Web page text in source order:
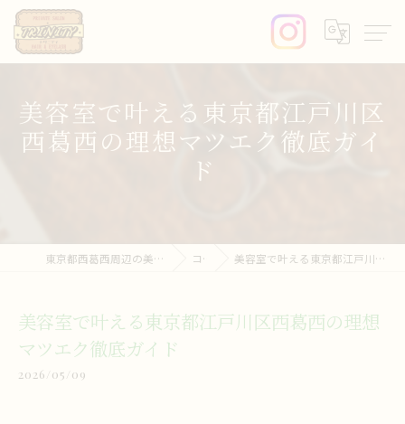
美容室で叶える東京都江戸川区
西葛西の理想マツエク徹底ガイ
ド
東京都西葛西周辺の美容室ならprivate salon trinity コラム 美容室で叶える東京都江戸川区西葛西の理想マツエク徹底ガイド
美容室で叶える東京都江戸川区西葛西の理想
マツエク徹底ガイド
2026/05/09